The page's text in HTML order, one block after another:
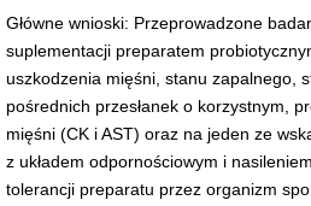
Główne wnioski: Przeprowadzone
suplementacji preparatem
uszkodzenia mięśni, stanu zapalnego,
pośrednich przesłanek o korzystnym,
mięśni (CK i AST) oraz na jeden ze
z układem odpornościowym i
tolerancji preparatu przez organizm